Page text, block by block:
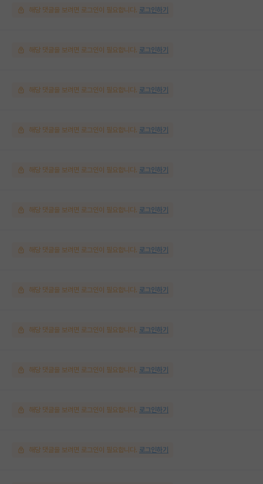
해당 댓글을 보려면 로그인이 필요합니다. 로그인하기
해당 댓글을 보려면 로그인이 필요합니다. 로그인하기
해당 댓글을 보려면 로그인이 필요합니다. 로그인하기
해당 댓글을 보려면 로그인이 필요합니다. 로그인하기
해당 댓글을 보려면 로그인이 필요합니다. 로그인하기
해당 댓글을 보려면 로그인이 필요합니다. 로그인하기
해당 댓글을 보려면 로그인이 필요합니다. 로그인하기
해당 댓글을 보려면 로그인이 필요합니다. 로그인하기
해당 댓글을 보려면 로그인이 필요합니다. 로그인하기
해당 댓글을 보려면 로그인이 필요합니다. 로그인하기
해당 댓글을 보려면 로그인이 필요합니다. 로그인하기
해당 댓글을 보려면 로그인이 필요합니다. 로그인하기